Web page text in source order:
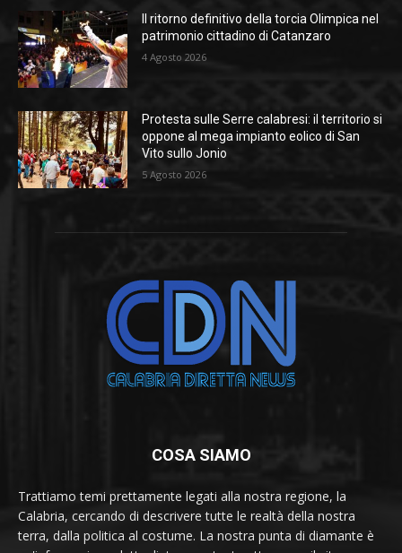
Il ritorno definitivo della torcia Olimpica nel
patrimonio cittadino di Catanzaro
4 Agosto 2026
Protesta sulle Serre calabresi: il territorio si
oppone al mega impianto eolico di San
Vito sullo Jonio
5 Agosto 2026
COSA SIAMO
Trattiamo temi prettamente legati alla nostra regione, la
Calabria, cercando di descrivere tutte le realtà della nostra
terra, dalla politica al costume. La nostra punta di diamante è